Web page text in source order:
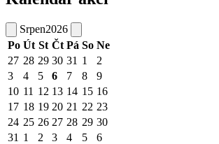
Srpen2026
Po Út St Čt Pá So Ne
27 28 29 30 31 1
2
3
4 5 6 7 8
9
10 11 12 13 14 15 16
17 18 19 20 21 22 23
24 25 26 27 28 29 30
31 1 2 3 4 5 6